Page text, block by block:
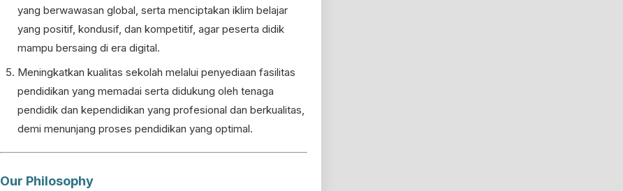
yang berwawasan global, serta menciptakan iklim belajar
yang positif, kondusif, dan kompetitif, agar peserta didik
mampu bersaing di era digital.
Meningkatkan kualitas sekolah melalui penyediaan fasilitas
pendidikan yang memadai serta didukung oleh tenaga
pendidik dan kependidikan yang profesional dan berkualitas,
demi menunjang proses pendidikan yang optimal.
Our Philosophy